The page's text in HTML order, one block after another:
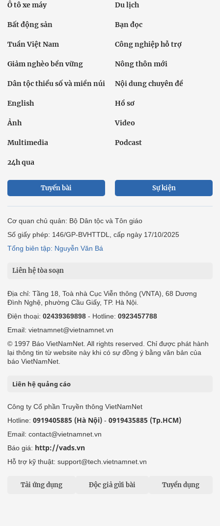
Ô tô xe máy Du lịch
Bất động sản Bạn đọc
Tuần Việt Nam Công nghiệp hỗ trợ
Giảm nghèo bền vững Nông thôn mới
Dân tộc thiểu số và miền núi Nội dung chuyên đề
English Hồ sơ
Ảnh Video
Multimedia Podcast
24h qua
Tuyến bài Sự kiện
Cơ quan chủ quản: Bộ Dân tộc và Tôn giáo
Số giấy phép: 146/GP-BVHTTDL, cấp ngày 17/10/2025
Tổng biên tập: Nguyễn Văn Bá
Liên hệ tòa soạn
Địa chỉ: Tầng 18, Toà nhà Cục Viễn thông (VNTA), 68 Dương
Đình Nghệ, phường Cầu Giấy, TP. Hà Nội.
Điện thoại: 02439369898 - Hotline: 0923457788
Email: vietnamnet@vietnamnet.vn
© 1997 Báo VietNamNet. All rights reserved. Chỉ được phát hành
lại thông tin từ website này khi có sự đồng ý bằng văn bản của
báo VietNamNet.
Liên hệ quảng cáo
Công ty Cổ phần Truyền thông VietNamNet
Hotline: 0919405885 (Hà Nội) - 0919435885 (Tp.HCM)
Email: contact@vietnamnet.vn
Báo giá: http://vads.vn
Hỗ trợ kỹ thuật: support@tech.vietnamnet.vn
Tải ứng dụng Độc giả gửi bài Tuyển dụng